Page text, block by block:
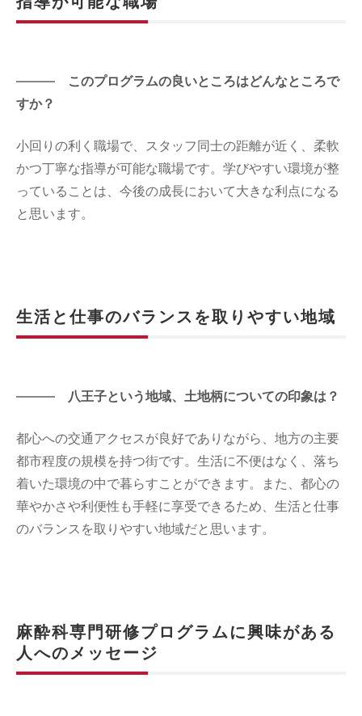
このプログラムの良いところはどんなところで
すか？
小回りの利く職場で、スタッフ同士の距離が近く、柔軟
かつ丁寧な指導が可能な職場です。学びやすい環境が整
っていることは、今後の成長において大きな利点になる
と思います。
生活と仕事のバランスを取りやすい地域
八王子という地域、土地柄についての印象は？
都心への交通アクセスが良好でありながら、地方の主要
都市程度の規模を持つ街です。生活に不便はなく、落ち
着いた環境の中で暮らすことができます。また、都心の
華やかさや利便性も手軽に享受できるため、生活と仕事
のバランスを取りやすい地域だと思います。
麻酔科専門研修プログラムに興味がある
人へのメッセージ